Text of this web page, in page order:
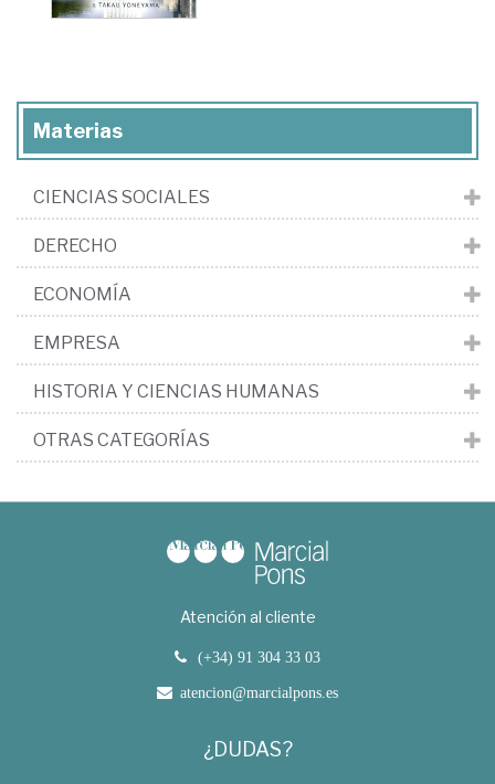
Materias
CIENCIAS SOCIALES
DERECHO
ECONOMÍA
EMPRESA
HISTORIA Y CIENCIAS HUMANAS
OTRAS CATEGORÍAS
Atención al cliente
(+34) 91 304 33 03
atencion@marcialpons.es
¿DUDAS?